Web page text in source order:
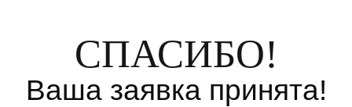
СПАСИБО!
Ваша заявка принята!